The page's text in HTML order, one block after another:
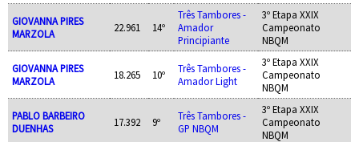
GIOVANNA PIRES
MARZOLA
22.961 14º
Três Tambores -
Amador
Principiante
3º Etapa XXIX
Campeonato
NBQM
GIOVANNA PIRES
MARZOLA
18.265 10º
Três Tambores -
Amador Light
3º Etapa XXIX
Campeonato
NBQM
PABLO BARBEIRO
DUENHAS
17.392 9º
Três Tambores -
GP NBQM
3º Etapa XXIX
Campeonato
NBQM